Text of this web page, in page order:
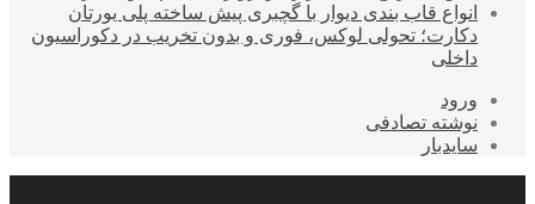
انواع قاب بندی دیوار با گچبری پیش ساخته پلی یورتان
دکارت؛ تحولی لوکس، فوری و بدون تخریب در دکوراسیون
داخلی
ورود
نوشته تصادفی
سایدبار